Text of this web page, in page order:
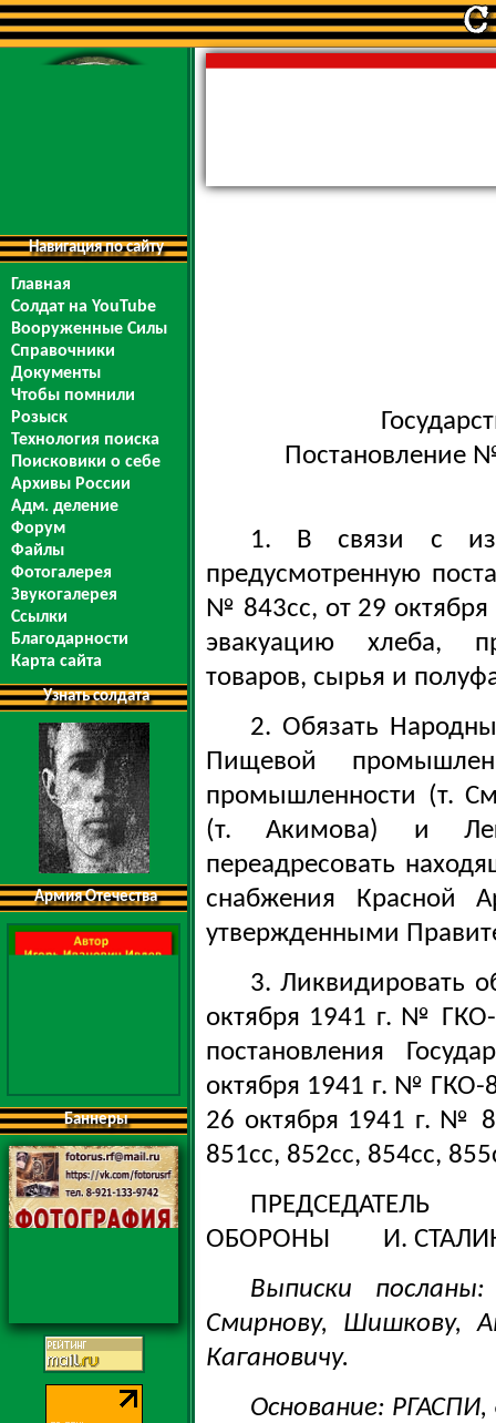
Навигация по сайту
Главная
Солдат на YouTube
Вооруженные Силы
Справочники
Документы
Чтобы помнили
Розыск
Технология поиска
Поисковики о себе
Архивы России
Адм. деление
Форум
Файлы
Фотогалерея
Звукогалерея
Ссылки
Благодарности
Карта сайта
Узнать солдата
Армия Отечества
Баннеры
Постановление
1. В связи с
предусмотренную
№ 843сс, от 29
эвакуацию хлеба,
товаров, сырья и
2. Обязать
Пищевой
промышленности (т.
(т. Акимова) и
переадресовать
снабжения Красной
утвержденными
3. Ликвидировать
октября 1941 г. №
постановления
октября 1941 г. № ГКО-
26 октября 1941 г. №
851сс, 852сс, 854сс,
ОБОРОНЫ И.
Выписки
Смирнову, Шишкову,
Кагановичу.
Основание: